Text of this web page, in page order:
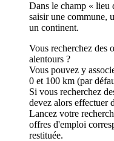
Dans le champ « lieu
saisir une commune,
un continent.
Vous recherchez des
alentours ?
Vous pouvez y
0 et 100 km (par
Si vous recherchez
devez alors effectuer
Lancez votre
offres d'emploi
restituée.